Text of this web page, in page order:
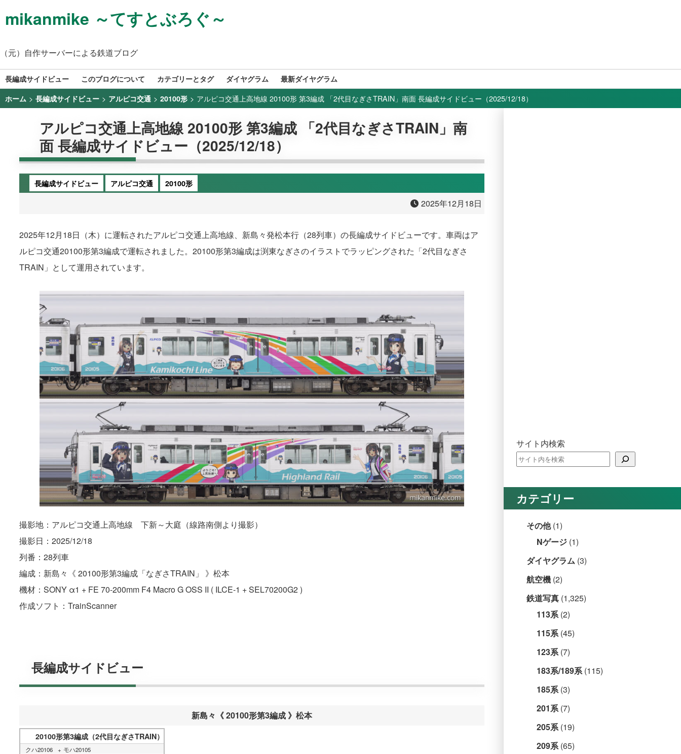
mikanmike ～てすとぶろぐ～
（元）自作サーバーによる鉄道ブログ
長編成サイドビュー このブログについて カテゴリーとタグ ダイヤグラム 最新ダイヤグラム
ホーム > 長編成サイドビュー > アルピコ交通 > 20100形 > アルピコ交通上高地線 20100形 第3編成 「2代目なぎさTRAIN」南面 長編成サイドビュー（2025/12/18）
アルピコ交通上高地線 20100形 第3編成 「2代目なぎさTRAIN」南
面 長編成サイドビュー（2025/12/18）
長編成サイドビュー アルピコ交通 20100形
2025年12月18日
2025年12月18日（木）に運転されたアルピコ交通上高地線、新島々発松本行（28列車）の長編成サイドビューです。車両はア
ルピコ交通20100形第3編成で運転されました。20100形第3編成は渕東なぎさのイラストでラッピングされた「2代目なぎさ
TRAIN」として運用されています。
撮影地：アルピコ交通上高地線 下新～大庭（線路南側より撮影）
撮影日：2025/12/18
列番：28列車
編成：新島々《 20100形第3編成「なぎさTRAIN」 》松本
機材：SONY α1 + FE 70-200mm F4 Macro G OSS II ( ILCE-1 + SEL70200G2 )
作成ソフト：TrainScanner
長編成サイドビュー
新島々《 20100形第3編成 》松本
20100形第3編成（2代目なぎさTRAIN）
クハ20106 モハ20105
サイト内検索
カテゴリー
その他(1)
Nゲージ (1)
ダイヤグラム (3)
航空機 (2)
鉄道写真 (1,325)
113系(2)
115系(45)
123系(7)
183系/189系(115)
185系(3)
201系(7)
205系(19)
209系(65)